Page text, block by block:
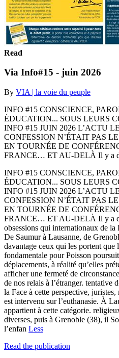
Read
Via Info#15 - juin 2026
By VIA | la voie du peuple
INFO #15 CONSCIENCE,
ÉDUCATION... SOUS LEURS
INFO #15 JUIN 2026 L’ACTU
CONFESSION N’ÉTAIT PAS
EN TOURNÉE DE
FRANCE… ET AU-DELÀ Il y a
INFO #15 CONSCIENCE,
ÉDUCATION... SOUS LEURS
INFO #15 JUIN 2026 L’ACTU
CONFESSION N’ÉTAIT PAS
EN TOURNÉE DE
FRANCE… ET AU-DELÀ Il y a
obsessions qui internationaux de
De Saumur à Lausanne, de
davantage ceux qui les portent que
fondamentale pour Poisson
déplacements, à réalité qu’elles
afficher une fermeté de
de nos relais à l’étranger. tentative
la Face à cette perspective,
est intervenu sur l’euthanasie. À
appartient à cette catégorie.
diverses, puis à Grenoble (38), il
l’enfan Less
Read the publication